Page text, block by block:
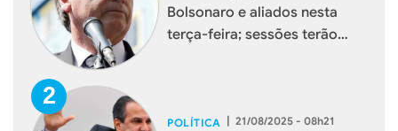
Bolsonaro e aliados nesta
terça-feira; sessões terão
POLÍTICA | 21/08/2025 - 08h21